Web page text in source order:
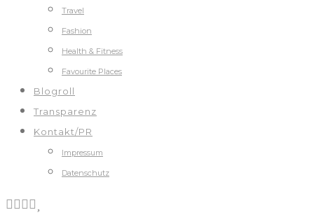
Travel
Fashion
Health & Fitness
Favourite Places
Blogroll
Transparenz
Kontakt/PR
Impressum
Datenschutz